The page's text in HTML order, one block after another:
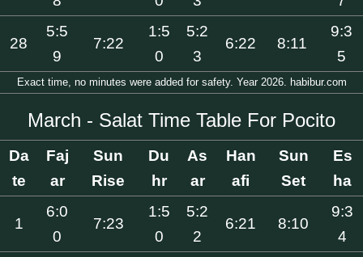
28
5:5
9
7:22
1:5
0
5:2
3
6:22 8:11
9:3
5
Exact time, no minutes were added for safety. Year 2026. habibur.com
March - Salat Time Table For Pocito
Da
te
Faj
ar
Sun
Rise
Du
hr
As
ar
Han
afi
Sun
Set
Es
ha
1
6:0
0
7:23
1:5
0
5:2
2
6:21 8:10
9:3
4